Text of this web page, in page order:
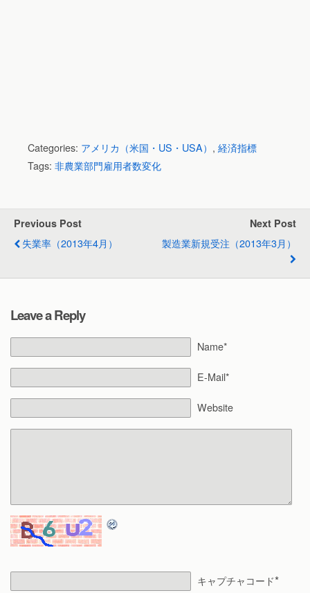
Categories: アメリカ（米国・US・USA） , 経済指標
Tags: 非農業部門雇用者数変化
Previous Post
失業率（2013年4月）
Next Post
製造業新規受注（2013年3月）
Leave a Reply
Name*
E-Mail*
Website
キャプチャコード*